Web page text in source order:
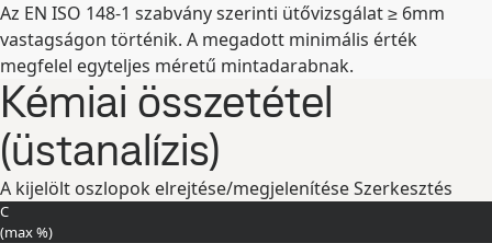
Kibontás
Az EN ISO 148-1 szabvány szerinti ütővizsgálat ≥ 6mm
vastagságon történik. A megadott minimális érték
megfelel egyteljes méretű mintadarabnak.
Kémiai összetétel
(üstanalízis)
A kijelölt oszlopok elrejtése/megjelenítéseSzerkesztés
C
(max%)